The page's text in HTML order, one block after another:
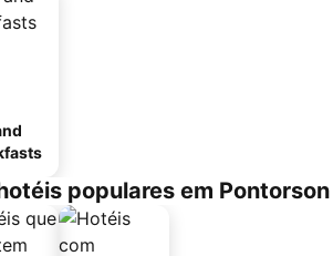
populares em Pontorson